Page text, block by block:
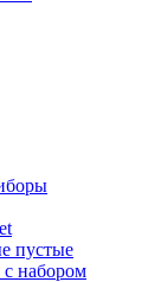
пустые
набором